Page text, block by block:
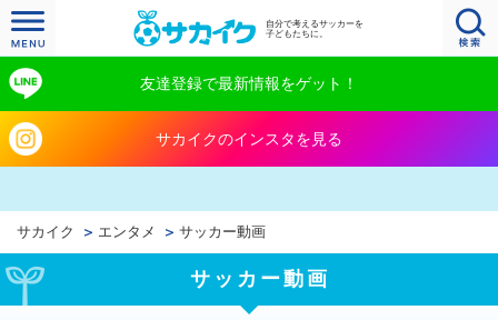
自分で考えるサッカーを
子どもたちに。
友達登録で最新情報をゲット！
サカイクのインスタを見る
サカイク エンタメ サッカー動画
サッカー動画